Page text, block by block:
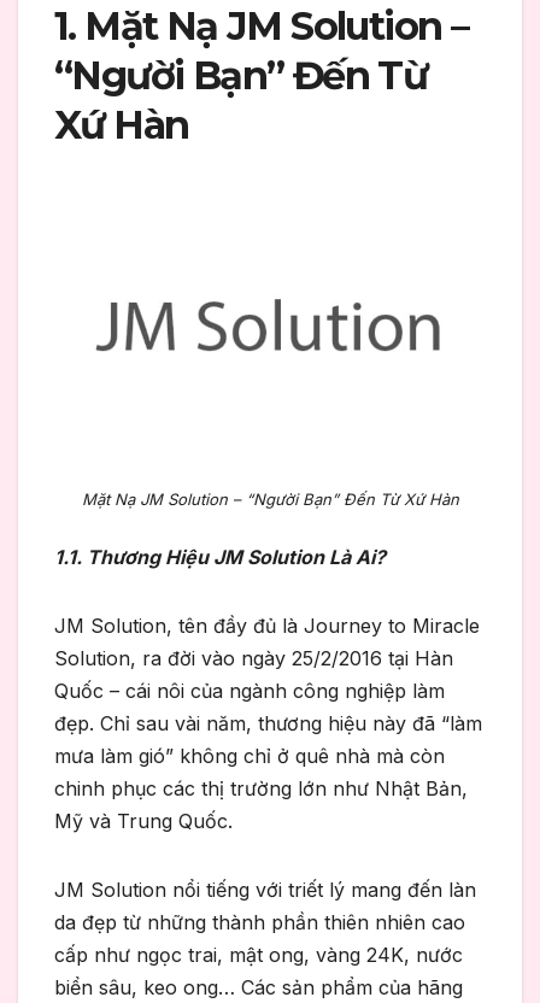
1. Mặt Nạ JM Solution –
“Người Bạn” Đến Từ
Xứ Hàn
Mặt Nạ JM Solution – “Người Bạn” Đến Từ Xứ Hàn
1.1. Thương Hiệu JM Solution Là Ai?
JM Solution, tên đầy đủ là Journey to Miracle
Solution, ra đời vào ngày 25/2/2016 tại Hàn
Quốc – cái nôi của ngành công nghiệp làm
đẹp. Chỉ sau vài năm, thương hiệu này đã “làm
mưa làm gió” không chỉ ở quê nhà mà còn
chinh phục các thị trường lớn như Nhật Bản,
Mỹ và Trung Quốc.
JM Solution nổi tiếng với triết lý mang đến làn
da đẹp từ những thành phần thiên nhiên cao
cấp như ngọc trai, mật ong, vàng 24K, nước
biển sâu, keo ong… Các sản phẩm của hãng